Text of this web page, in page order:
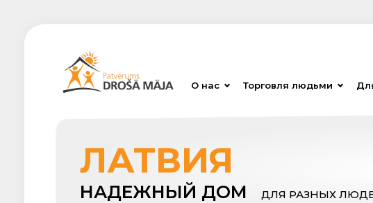
О нас Торговля людьми
ЛАТВИЯ
НАДЕЖНЫЙ ДОМ ДЛЯ РАЗНЫХ